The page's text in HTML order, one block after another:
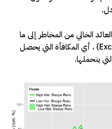
.
الخالي من المخاطر إلى ما
، أي المكافأة التي يحصل
يتحملها.